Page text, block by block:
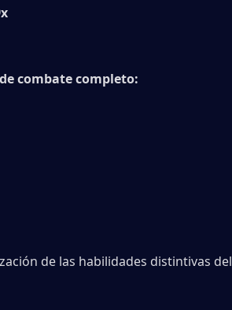
combate completo:
de las habilidades distintivas del